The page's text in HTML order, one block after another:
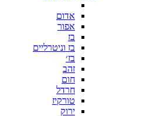
אדום
אפור
בז
בז וניטרליים
בז׳
זהב
חום
חרדל
טורקיז
ירוק